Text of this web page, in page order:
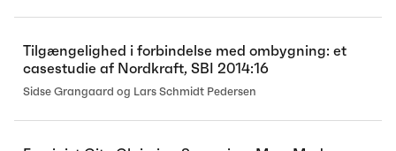
Tilgængelighed i forbindelse med ombygning: et
casestudie af Nordkraft, SBI 2014:16
Sidse Grangaard og Lars Schmidt Pedersen